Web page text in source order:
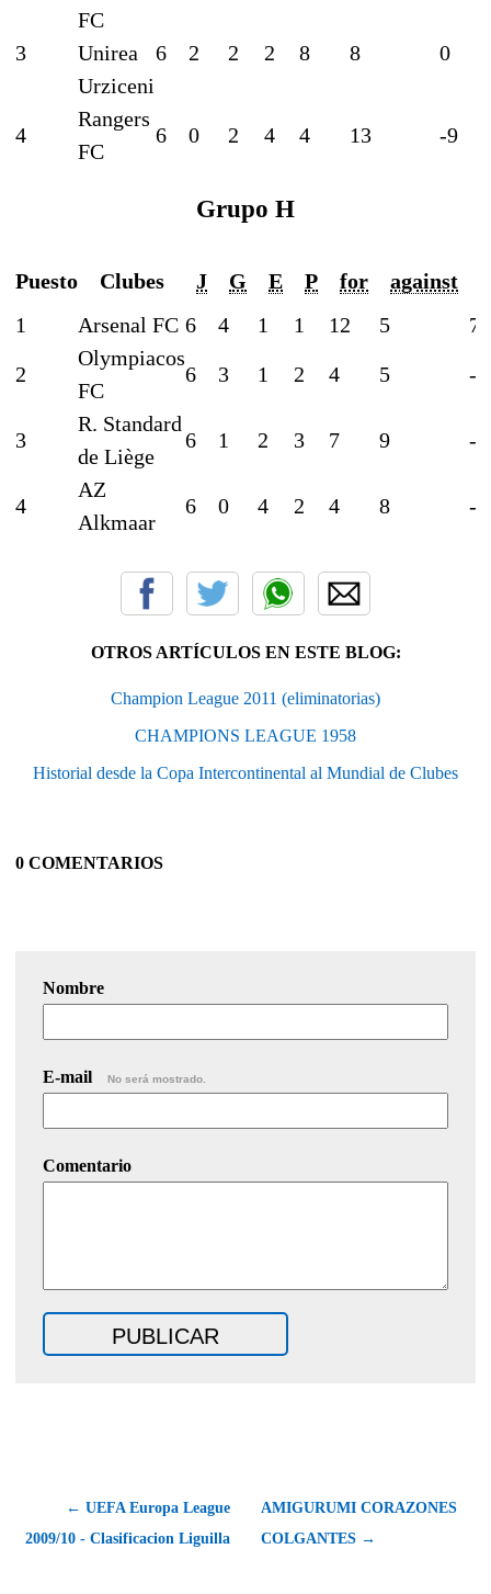
3
FC
Unirea
Urziceni
6 2 2 2 8 8 0
4
Rangers
FC
6 0 2 4 4 13 -9
Grupo H
Puesto Clubes J G E P for against
1
Arsenal FC 6 4 1 1 12 5 7
2
Olympiacos
FC
6 3 1 2 4 5 -1
3
R. Standard
de Liège
6 1 2 3 7 9 -2
4
AZ
Alkmaar
6 0 4 2 4 8 -4
OTROS ARTÍCULOS EN ESTE BLOG:
Champion League 2011 (eliminatorias)
CHAMPIONS LEAGUE 1958
Historial desde la Copa Intercontinental al Mundial de Clubes
0 COMENTARIOS
Nombre
E-mail No será mostrado.
Comentario
← UEFA Europa League
2009/10 - Clasificacion Liguilla
AMIGURUMI CORAZONES
COLGANTES →